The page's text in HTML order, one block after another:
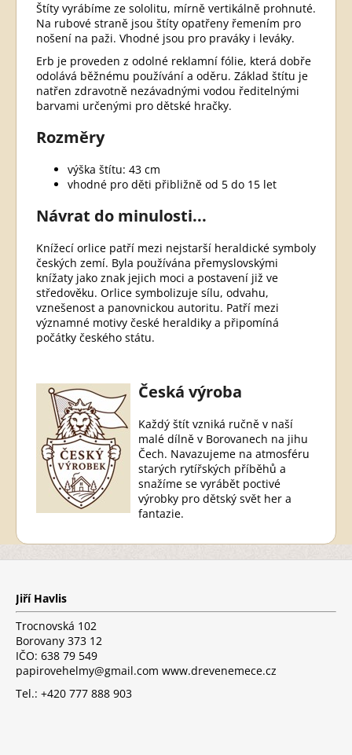
Štíty vyrábíme ze sololitu, mírně vertikálně prohnuté.
Na rubové straně jsou štíty opatřeny řemením pro
nošení na paži. Vhodné jsou pro praváky i leváky.
Erb je proveden z odolné reklamní fólie, která dobře
odolává běžnému používání a oděru. Základ štítu je
natřen zdravotně nezávadnými vodou ředitelnými
barvami určenými pro dětské hračky.
Rozměry
výška štítu: 43 cm
vhodné pro děti přibližně od 5 do 15 let
Návrat do minulosti...
Knížecí orlice patří mezi nejstarší heraldické symboly
českých zemí. Byla používána přemyslovskými
knížaty jako znak jejich moci a postavení již ve
středověku. Orlice symbolizuje sílu, odvahu,
vznešenost a panovnickou autoritu. Patří mezi
významné motivy české heraldiky a připomíná
počátky českého státu.
Česká výroba
Každý štít vzniká ručně v naší
malé dílně v Borovanech na jihu
Čech. Navazujeme na atmosféru
starých rytířských příběhů a
snažíme se vyrábět poctivé
výrobky pro dětský svět her a
fantazie.
Z
Jiří Havlis
Trocnovská 102
Borovany 373 12
IČO: 638 79 549
papirovehelmy@gmail.com www.drevenemece.cz
Tel.: +420 777 888 903